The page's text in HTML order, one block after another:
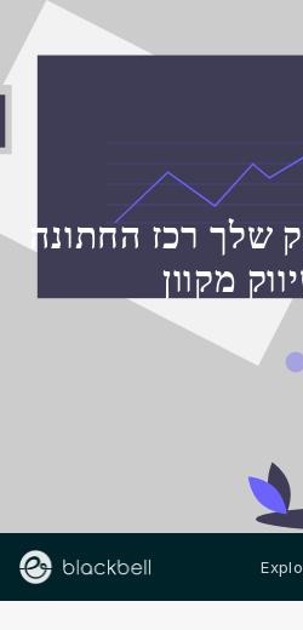
שלך רכז החתונה
מקוון